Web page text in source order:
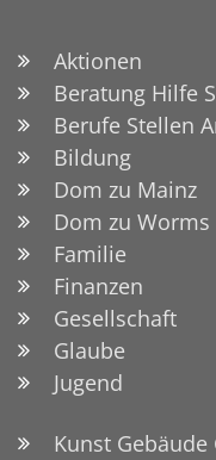
Aktionen
Beratung Hilfe
Berufe Stellen
Bildung
Dom zu Mainz
Dom zu Worms
Familie
Finanzen
Gesellschaft
Glaube
Jugend
Kunst Gebäude